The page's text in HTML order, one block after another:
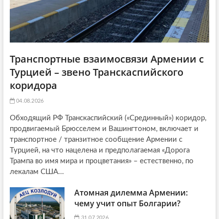
Транспортные взаимосвязи Армении с
Турцией – звено Транскаспийского
коридора
04.08.2026
Обходящий РФ Транскаспийский («Срединный») коридор,
продвигаемый Брюсселем и Вашингтоном, включает и
транспортное / транзитное сообщение Армении с
Турцией, на что нацелена и предполагаемая «Дорога
Трампа во имя мира и процветания» – естественно, по
лекалам США...
Атомная дилемма Армении:
чему учит опыт Болгарии?
31.07.2026